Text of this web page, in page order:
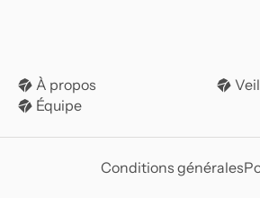
À propos
Équipe
Conditions générales